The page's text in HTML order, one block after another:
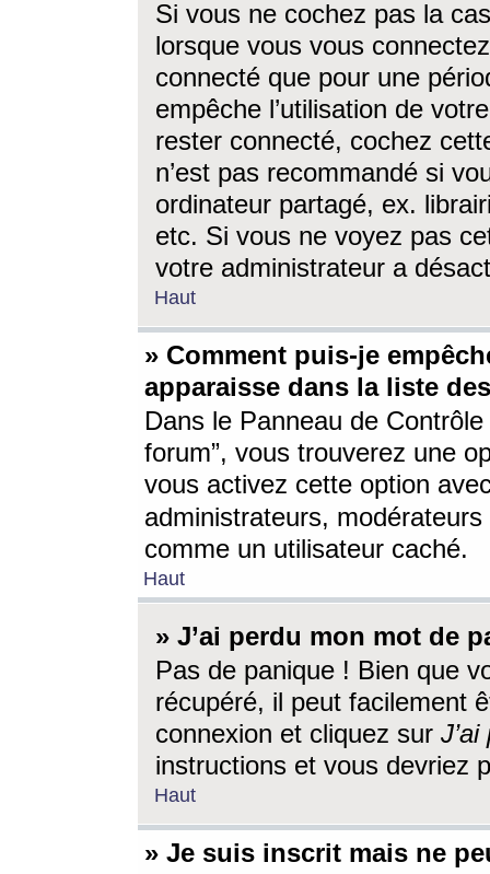
Si vous ne cochez pas la
lorsque vous vous
connecté que pour une
empêche l’utilisation de
rester connecté, cochez
n’est pas recommandé si
ordinateur partagé, ex.
etc. Si vous ne voyez pas
votre administrateur a
Haut
» Comment puis-je
apparaisse dans la liste
Dans le Panneau de
forum”, vous trouverez une
vous activez cette option
administrateurs,
comme un utilisateur caché.
Haut
» J’ai perdu mon mot de
Pas de panique ! Bien que
récupéré, il peut facilement
connexion et cliquez sur
instructions et vous devriez
Haut
» Je suis inscrit mais ne